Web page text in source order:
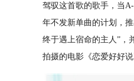
驾驭这首歌的歌手，当
年不发新单曲的计划，
终于遇上宿命的主人”，
拍摄的电影《恋爱好好